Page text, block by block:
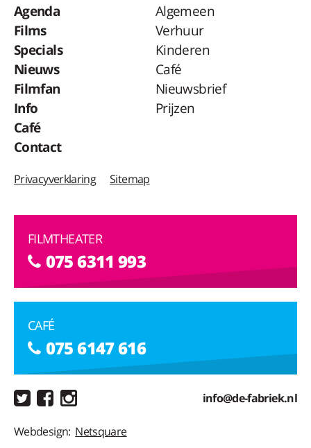
Agenda
Films
Specials
Nieuws
Filmfan
Info
Café
Contact
Algemeen
Verhuur
Kinderen
Café
Nieuwsbrief
Prijzen
Privacyverklaring Sitemap
FILMTHEATER
075 6311 993
CAFÉ
075 6147 616
info@de-fabriek.nl
Webdesign: Netsquare